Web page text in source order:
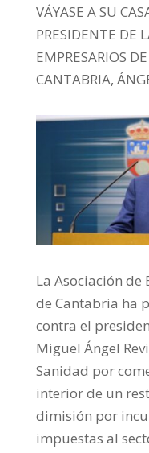
VÁYASE A SU
PRESIDENTE DE
EMPRESARIOS
CANTABRIA,
La Asociación
de Cantabria ha
contra el
Miguel Ángel
Sanidad por
interior de un
dimisión por
impuestas al